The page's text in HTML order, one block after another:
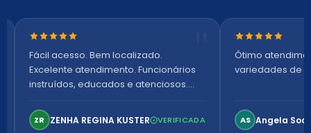
Nota 5 de 5 estrelas
Fácil acesso. Bem localizado.
Excelente atendimento. Funcionários
instruídos, educados e atenciosos.
confortável. Perfeito!
ZR ZENHA REGINA KUSTER VERIFICADA
Nota 5 de 5
Ótimo
variedades de
AS Angela